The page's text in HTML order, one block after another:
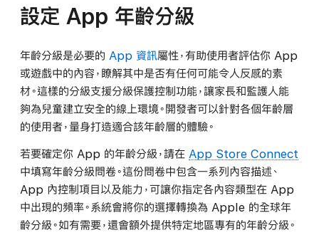
設定 App 年齡分級
年齡分級是必要的 App 資訊屬性，有助使用者評估你 App
或遊戲中的內容，瞭解其中是否有任何可能令人反感的素
材。這樣的分級支援分級保護控制功能，讓家長和監護人能
夠為兒童建立安全的線上環境。開發者可以針對各個年齡層
的使用者，量身打造適合該年齡層的體驗。
若要確定你 App 的年齡分級，請在 App Store Connect
中填寫年齡分級問卷。這份問卷中包含一系列內容描述、
App 內控制項目以及能力，可讓你指定各內容類型在 App
中出現的頻率。系統會將你的選擇轉換為 Apple 的全球年
齡分級。如有需要，還會額外提供特定地區專有的年齡分級。